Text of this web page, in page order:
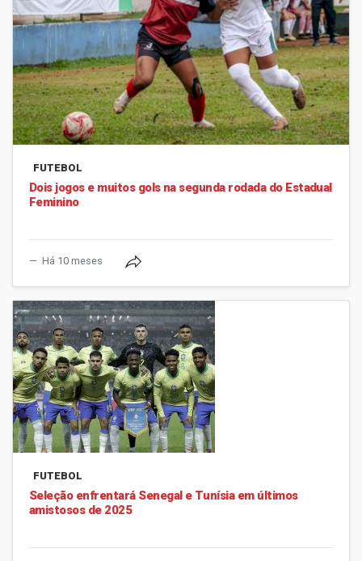
FUTEBOL
Dois jogos e muitos gols na segunda rodada do Estadual
Feminino
Há 10 meses
FUTEBOL
Seleção enfrentará Senegal e Tunísia em últimos
amistosos de 2025